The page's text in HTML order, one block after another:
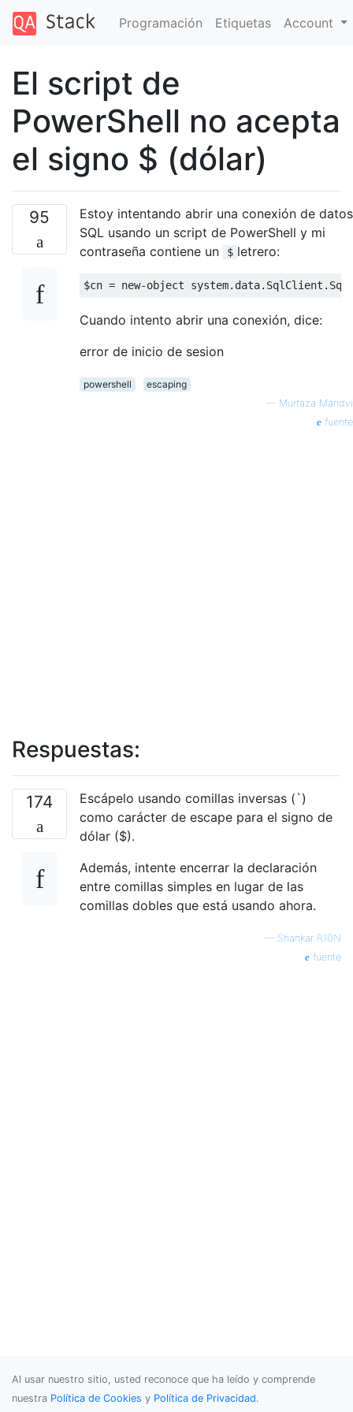
Programación Etiquetas Account
El script de
PowerShell no acepta
el signo $ (dólar)
95
Estoy intentando abrir una conexión de datos
SQL usando un script de PowerShell y mi
contraseña contiene un
$ letrero:
$cn = new-object system. data. SqlClient .
Cuando intento abrir una conexión, dice:
error de inicio de sesion
powershell
escaping
— Murtaza Mandvi
fuente
Respuestas:
174
Escápelo usando comillas inversas (`)
como carácter de escape para el signo de
dólar ($).
Además, intente encerrar la declaración
entre comillas simples en lugar de las
comillas dobles que está usando ahora.
— Shankar R10N
fuente
Al usar nuestro sitio, usted reconoce que ha leído y comprende
nuestra Política de Cookies y Política de Privacidad.